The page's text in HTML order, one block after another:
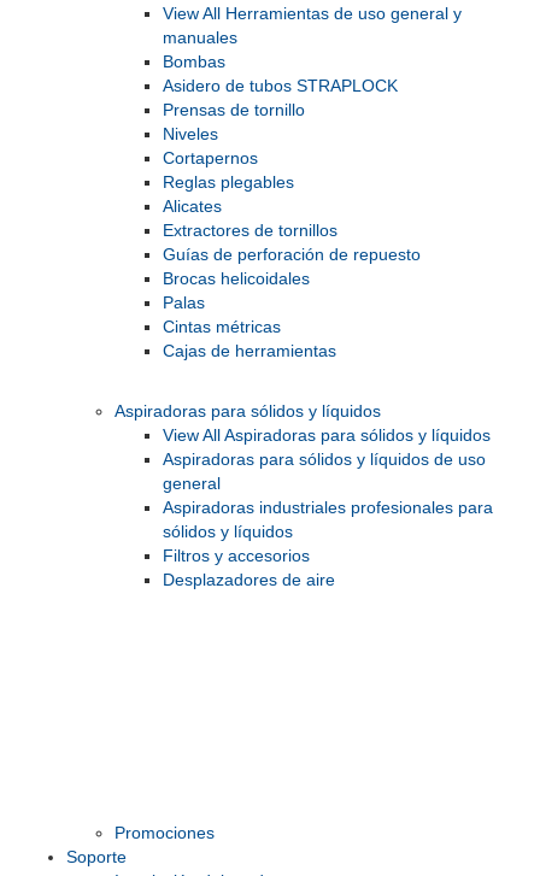
View All Herramientas de uso general y
manuales
Bombas
Asidero de tubos STRAPLOCK
Prensas de tornillo
Niveles
Cortapernos
Reglas plegables
Alicates
Extractores de tornillos
Guías de perforación de repuesto
Brocas helicoidales
Palas
Cintas métricas
Cajas de herramientas
Aspiradoras para sólidos y líquidos
View All Aspiradoras para sólidos y líquidos
Aspiradoras para sólidos y líquidos de uso
general
Aspiradoras industriales profesionales para
sólidos y líquidos
Filtros y accesorios
Desplazadores de aire
Promociones
Soporte